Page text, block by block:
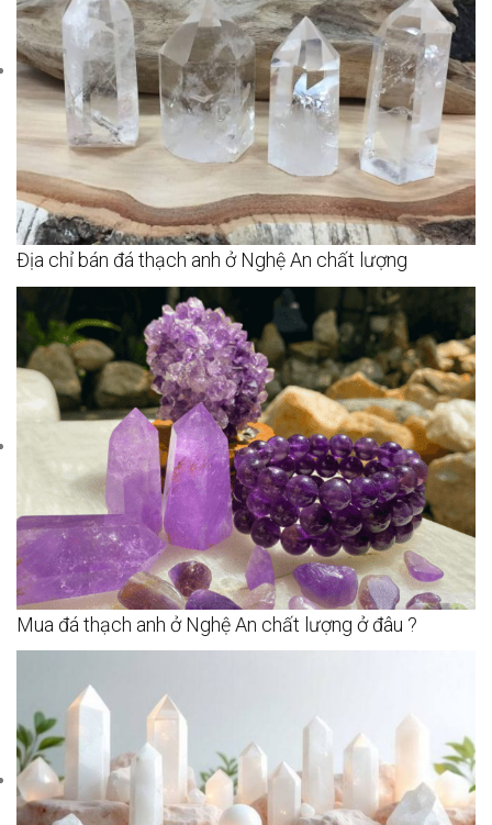
Địa chỉ bán đá thạch anh ở Nghệ An chất lượng
Mua đá thạch anh ở Nghệ An chất lượng ở đâu ?